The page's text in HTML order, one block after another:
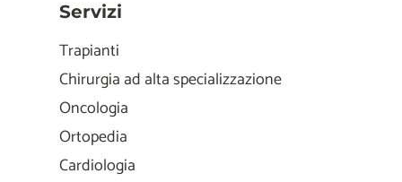
Servizi
Trapianti
Chirurgia ad alta specializzazione
Oncologia
Ortopedia
Cardiologia